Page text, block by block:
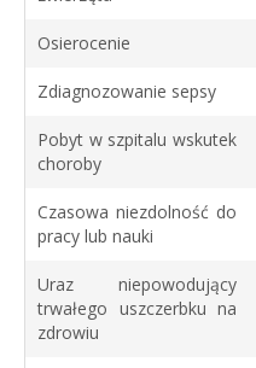
Osierocenie
Zdiagnozowanie sepsy
Pobyt w szpitalu wskutek
choroby
Czasowa niezdolność do
pracy lub nauki
Uraz niepowodujący
trwałego uszczerbku na
zdrowiu